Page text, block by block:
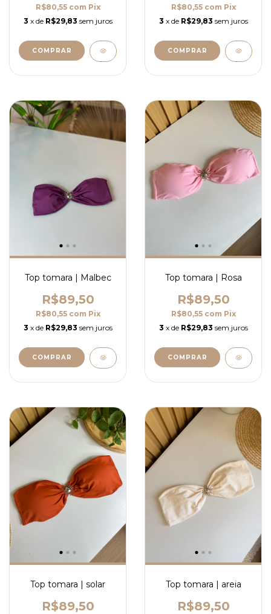
R$80,55 com Pix
3 x de R$29,83 sem juros
COMPRAR
R$80,55 com Pix
3 x de R$29,83 sem juros
COMPRAR
Top tomara | Malbec
R$89,50
R$80,55 com Pix
3 x de R$29,83 sem juros
COMPRAR
Top tomara | Rosa
R$89,50
R$80,55 com Pix
3 x de R$29,83 sem juros
COMPRAR
Top tomara | solar
R$89,50
Top tomara | areia
R$89,50